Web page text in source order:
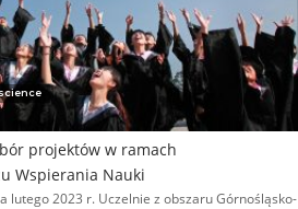
projektów w ramach
Wspierania Nauki
lutego 2023 r. Uczelnie z obszaru Górnośląsko-